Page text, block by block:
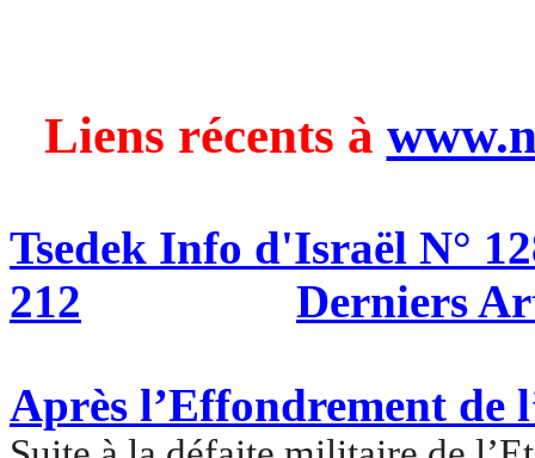
Liens récents à
Tsedek Info d'Israël N°
212
Derniers
Après l’Effondrement de